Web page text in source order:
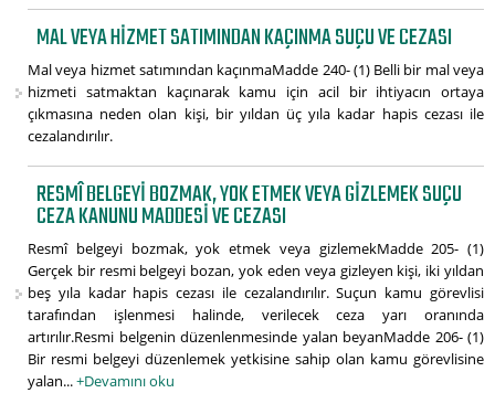
MAL VEYA HIZMET SATIMINDAN KAÇINMA SUÇU VE CEZASI
Mal veya hizmet satımından kaçınmaMadde 240- (1) Belli bir mal veya
hizmeti satmaktan kaçınarak kamu için acil bir ihtiyacın ortaya
çıkmasına neden olan kişi, bir yıldan üç yıla kadar hapis cezası ile
cezalandırılır.
RESMÎ BELGEYI BOZMAK, YOK ETMEK VEYA GIZLEMEK SUÇU
CEZA KANUNU MADDESI VE CEZASI
Resmî belgeyi bozmak, yok etmek veya gizlemekMadde 205- (1)
Gerçek bir resmi belgeyi bozan, yok eden veya gizleyen kişi, iki yıldan
beş yıla kadar hapis cezası ile cezalandırılır. Suçun kamu görevlisi
tarafından işlenmesi halinde, verilecek ceza yarı oranında
artırılır.Resmi belgenin düzenlenmesinde yalan beyanMadde 206- (1)
Bir resmi belgeyi düzenlemek yetkisine sahip olan kamu görevlisine
yalan...+Devamını oku